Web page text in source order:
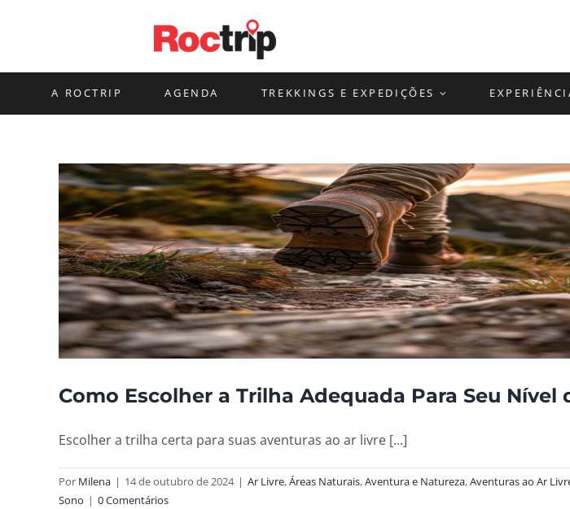
A ROCTRIP AGENDA TREKKINGS E EXPEDIÇÕES
Como Escolher a Trilha Adequada Para Seu Nível
Escolher a trilha certa para suas aventuras ao ar livre [...]
Por Milena | 14 de outubro de 2024 | Ar Livre,Áreas Naturais,Aventura e Natureza,Aventuras ao Ar
Sono | 0 Comentários